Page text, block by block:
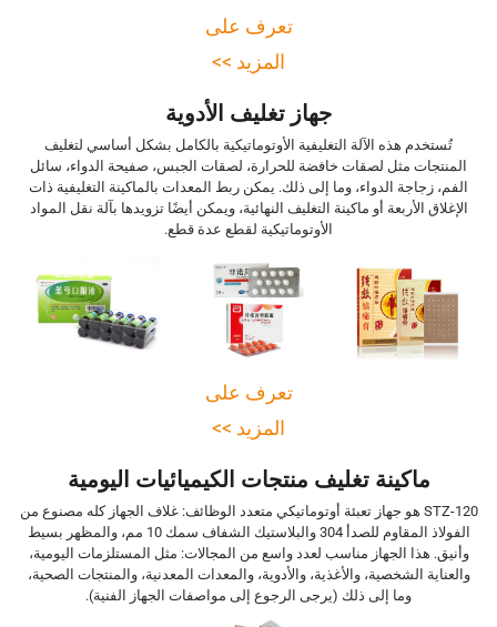
تعرف على
المزيد >>
جهاز تغليف الأدوية
تُستخدم هذه الآلة التغليفية الأوتوماتيكية بالكامل بشكل أساسي لتغليف
المنتجات مثل لصقات خافضة للحرارة، لصقات الجبس، صفيحة الدواء، سائل
الفم، زجاجة الدواء، وما إلى ذلك. يمكن ربط المعدات بالماكينة التغليفية ذات
الإغلاق الأربعة أو ماكينة التغليف النهائية، ويمكن أيضًا تزويدها بآلة نقل المواد
الأوتوماتيكية لقطع عدة قطع.
تعرف على
المزيد >>
ماكينة تغليف منتجات الكيميائيات اليومية
STZ-120 هو جهاز تعبئة أوتوماتيكي متعدد الوظائف: غلاف الجهاز كله مصنوع من
الفولاذ المقاوم للصدأ 304 والبلاستيك الشفاف سمك 10 مم، والمظهر بسيط
وأنيق. هذا الجهاز مناسب لعدد واسع من المجالات: مثل المستلزمات اليومية،
والعناية الشخصية، والأغذية، والأدوية، والمعدات المعدنية، والمنتجات الصحية،
وما إلى ذلك (يرجى الرجوع إلى مواصفات الجهاز الفنية).